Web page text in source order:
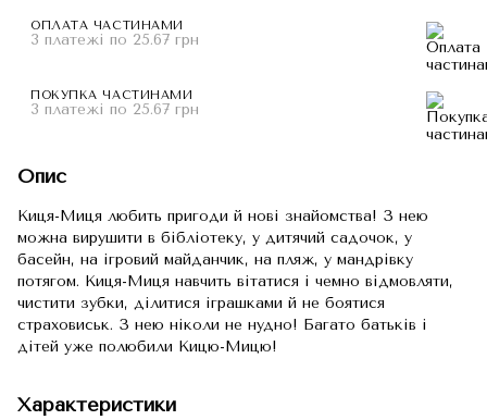
ОПЛАТА ЧАСТИНАМИ
3 платежі по 25.67 грн
ПОКУПКА ЧАСТИНАМИ
3 платежі по 25.67 грн
Опис
Киця-Миця любить пригоди й нові знайомства! З нею
можна вирушити в бібліотеку, у дитячий садочок, у
басейн, на ігровий майданчик, на пляж, у мандрівку
потягом. Киця-Миця навчить вітатися і чемно відмовляти,
чистити зубки, ділитися іграшками й не боятися
страховиськ. З нею ніколи не нудно! Багато батьків і
дітей уже полюбили Кицю-Мицю!
Характеристики